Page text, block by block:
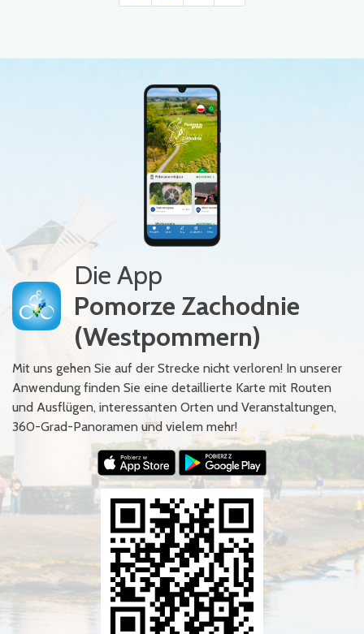
Die App
Pomorze Zachodnie
(Westpommern)
Mit uns gehen Sie auf der Strecke nicht verloren! In unserer
Anwendung finden Sie eine detaillierte Karte mit Routen
und Ausflügen, interessanten Orten und Veranstaltungen,
360-Grad-Panoramen und vielem mehr!